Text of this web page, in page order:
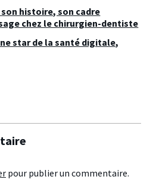
histoire, son cadre
chez le chirurgien-dentiste
star de la santé digitale,
pour publier un commentaire.